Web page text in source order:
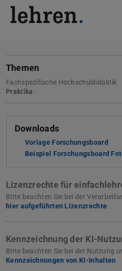
Themen
Fachspezifische Hochschuldidaktik
Praktika
Downloads
Vorlage Forschungsboard
Beispiel Forschungsboard
Lizenzrechte für
Bitte beachten Sie bei der
hier aufgeführten Lizenzrechte
Kennzeichnung der KI-
Bitte beachten Sie bei der Nutzung
Kennzeichnungen von KI-Inhalten